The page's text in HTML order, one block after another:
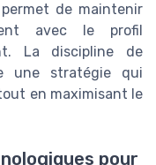
de maintenir
avec le profil
La discipline de
une stratégie qui
en maximisant le
pour